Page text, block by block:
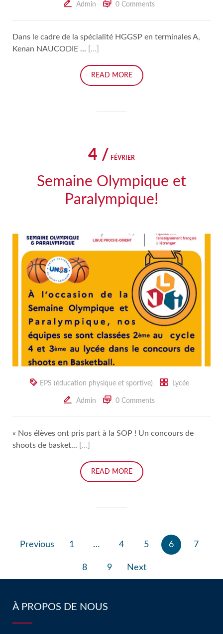
Admin 0 Comments
Dans le cadre de la spécialité HGGSP en terminales A,
Kenan NAUCODIE ...
[…]
READ MORE
4 / FÉVRIER
Semaine Olympique et
Paralympique!
EPS (éducation physique et sportive) Lycée
Admin 0 Comments
« Nos élèves ont pris part à la SOP ! Un concours de
shoots de basket...
[…]
READ MORE
desPrevious 1 … 4 5 6 7
8 9 Next
À PROPOS DE NOUS